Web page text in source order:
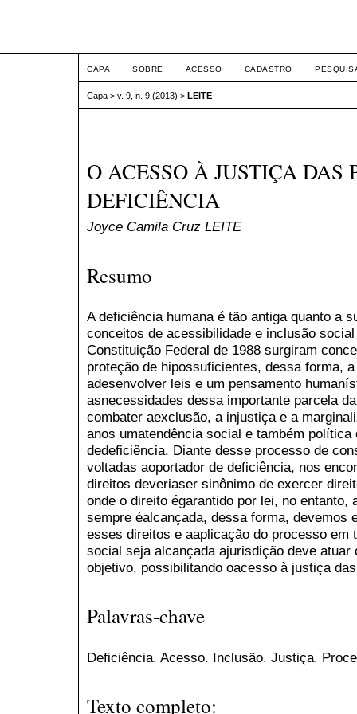
CAPA SOBRE ACESSO CADASTRO
Capa > v. 9, n. 9 (2013) > LEITE
O ACESSO À JUSTIÇA DAS
DEFICIÊNCIA
Joyce Camila Cruz LEITE
Resumo
A deficiência humana é tão antiga quanto a
conceitos de acessibilidade e inclusão
Constituição Federal de 1988 surgiram
proteção de hipossuficientes, dessa forma,
adesenvolver leis e um pensamento
asnecessidades dessa importante parcela
combater aexclusão, a injustiça e a
anos umatendência social e também
dedeficiência. Diante desse processo de
voltadas aoportador de deficiência, nos
direitos deveriaser sinônimo de exercer
onde o direito égarantido por lei, no
sempre éalcançada, dessa forma, devemos
esses direitos e aaplicação do processo em
social seja alcançada ajurisdição deve
objetivo, possibilitando oacesso à justiça
Palavras-chave
Deficiência. Acesso. Inclusão. Justiça.
Texto completo: